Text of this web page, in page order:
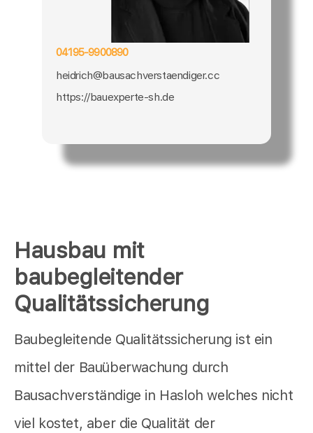
Hausbau mit
baubegleitender
Qualitätssicherung
Baubegleitende Qualitätssicherung ist ein
mittel der Bauüberwachung durch
Bausachverständige in Hasloh welches nicht
viel kostet, aber die Qualität der
04195-9900890
heidrich@bausachverstaendiger.cc
https://bauexperte-sh.de